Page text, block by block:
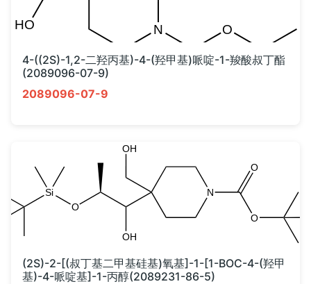
4-((2S)-1,2-二羟丙基)-4-(羟甲基)哌啶-1-羧酸叔丁酯
(2089096-07-9)
2089096-07-9
(2S)-2-[(叔丁基二甲基硅基)氧基]-1-[1-BOC-4-(羟甲
基)-4-哌啶基]-1-丙醇(2089231-86-5)